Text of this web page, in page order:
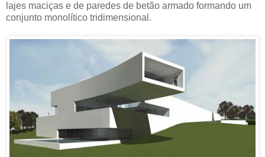
lajes maciças e de paredes de betão armado formando um
conjunto monolítico tridimensional.